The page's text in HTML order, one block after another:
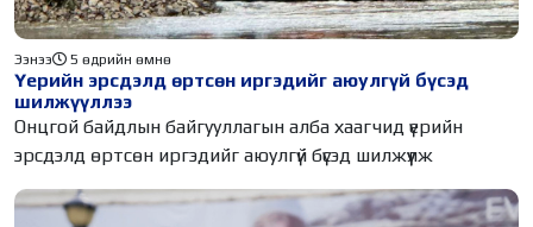
Үерийн эрсдэлд өртсөн иргэдийг аюулгүй бүсэд
шилжүүллээ
Ээнээ 5 өдрийн өмнө
Онцгой байдлын байгууллагын алба хаагчид үерийн
эрсдэлд өртсөн иргэдийг аюулгүй бүсэд шилжүүлж